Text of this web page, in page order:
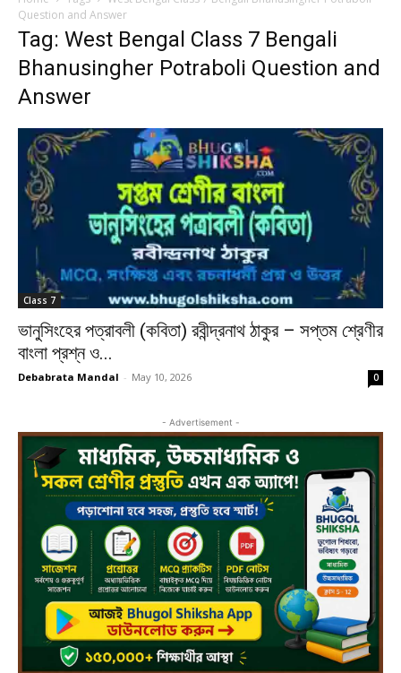
Question and Answer
Tag: West Bengal Class 7 Bengali
Bhanusingher Potraboli Question and
Answer
Class 7
ভানুসিংহের পত্রাবলী (কবিতা) রবীন্দ্রনাথ ঠাকুর – সপ্তম শ্রেণীর
বাংলা প্রশ্ন ও...
Debabrata Mandal - May 10, 2026 0
- Advertisement -